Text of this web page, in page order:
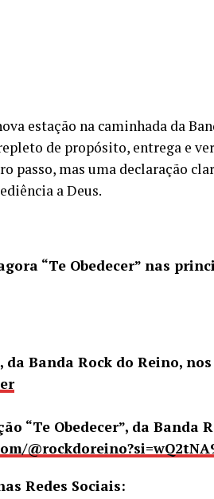
estação na caminhada da
de propósito, entrega e
passo, mas uma declaração
a Deus.
“Te Obedecer” nas
da Banda Rock do Reino,
“Te Obedecer”, da Banda
Redes Sociais: